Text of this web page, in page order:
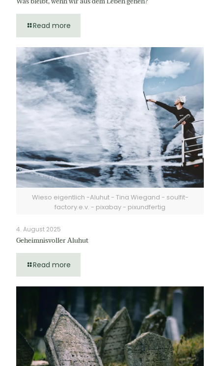
Read more
Wieso eigentlich -Aluhut - Tina Wiegand - soulfit-
factory.e.v. - pixabay - pixundfertig
4. August 2025
Geheimnisvoller Aluhut
Read more